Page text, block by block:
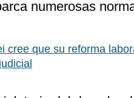
numerosas
cree que su reforma